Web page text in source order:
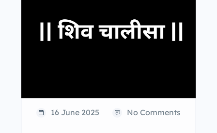
16 June 2025 No Comments